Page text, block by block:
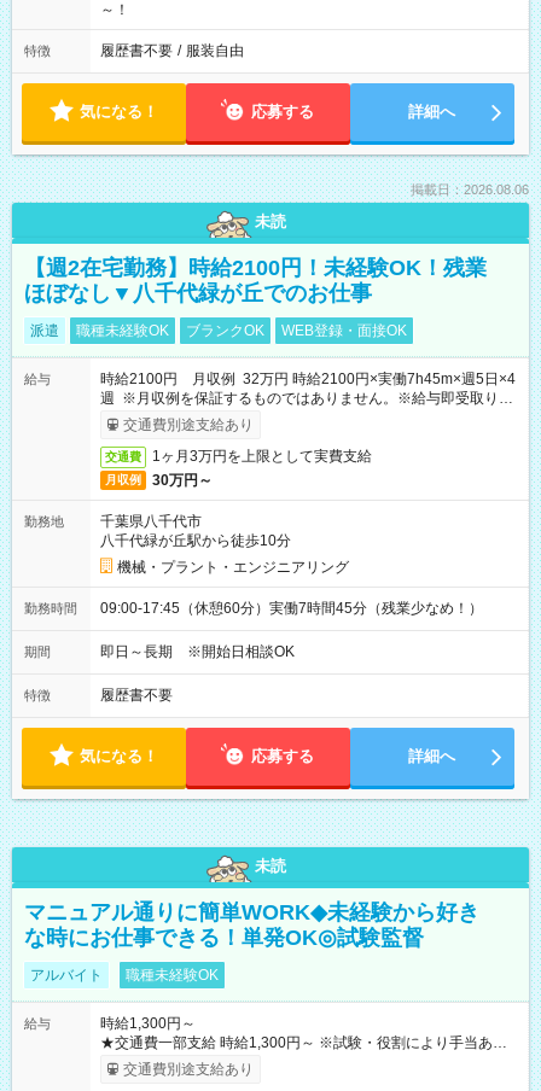
～！
特徴 履歴書不要 / 服装自由
気になる！ 応募する 詳細へ
掲載日：2026.08.06
未読
【週2在宅勤務】時給2100円！未経験OK！残業
ほぼなし▼八千代緑が丘でのお仕事
派遣 職種未経験OK ブランクOK WEB登録・面接OK
給与
時給2100円 月収例 32万円 時給2100円×実働7h45m×週5日×4
週 ※月収例を保証するものではありません。※給与即受取りサ
ービス利用可（利用条件有）
交通費別途支給あり
交通費 1ヶ月3万円を上限として実費支給
月収例 30万円～
勤務地
千葉県八千代市
八千代緑が丘駅から徒歩10分
機械・プラント・エンジニアリング
勤務時間 09:00-17:45（休憩60分）実働7時間45分（残業少なめ！）
期間 即日～長期 ※開始日相談OK
特徴 履歴書不要
気になる！ 応募する 詳細へ
未読
マニュアル通りに簡単WORK◆未経験から好き
な時にお仕事できる！単発OK◎試験監督
アルバイト 職種未経験OK
給与
時給1,300円～
★交通費一部支給 時給1,300円～ ※試験・役割により手当あり
※勤務回数により昇給あり 【即給（前払い）オプションあ
り！】 希望される場合、勤務から1週間ほどで給与の一部を受け
交通費別途支給あり